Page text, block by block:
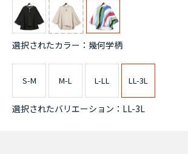
選択されたカラー：幾何学柄
S-M M-L L-LL LL-3L
選択されたバリエーション：LL-3L